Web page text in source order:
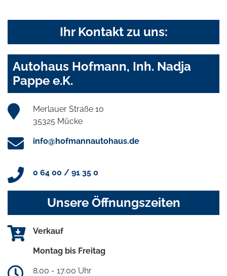
Ihr Kontakt zu uns:
Autohaus Hofmann, Inh. Nadja
Pappe e.K.
Merlauer Straße 10
35325 Mücke
info@hofmannautohaus.de
0 64 00 / 91 35 0
Unsere Öffnungszeiten
Verkauf
Montag bis Freitag
8.00 - 17.00 Uhr